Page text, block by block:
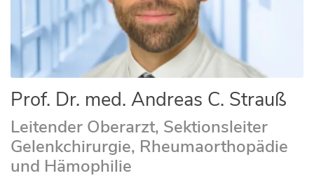
Prof. Dr. med. Andreas C. Strauß
Leitender Oberarzt, Sektionsleiter
Gelenkchirurgie, Rheumaorthopädie
und Hämophilie